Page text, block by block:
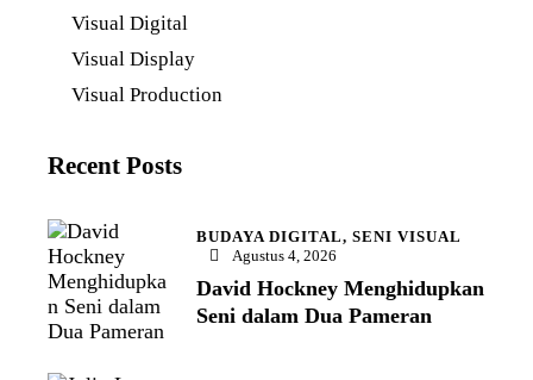
Visual Digital
Visual Display
Visual Production
Recent Posts
BUDAYA DIGITAL, SENI VISUAL
Agustus 4, 2026
David Hockney Menghidupkan
Seni dalam Dua Pameran